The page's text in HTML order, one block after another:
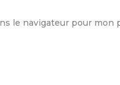
le navigateur pour mon